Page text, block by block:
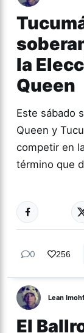
la
Queen
Este sábado
Queen y
competir en
término que
GÉNERO Y
DIVERSIDAD
0 256
Lean
El